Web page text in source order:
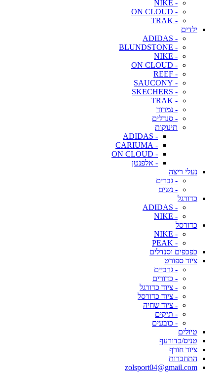
- NIKE
- ON CLOUD
- TRAK
ילדים
- ADIDAS
- BLUNDSTONE
- NIKE
- ON CLOUD
- REEF
- SAUCONY
- SKECHERS
- TRAK
- נמרוד
- סנדלים
תינוקות
- ADIDAS
- CARIUMA
- ON CLOUD
- אלפנטן
נעלי ריצה
- גברים
- נשים
כדורגל
- ADIDAS
- NIKE
כדורסל
- NIKE
- PEAK
כפכפים וסנדלים
ציוד ספורט
- גרביים
- כדורים
- ציוד כדורגל
- ציוד כדורסל
- ציוד שחיה
- תיקים
- כובעים
טיולים
טניס/כדורעף
ציוד חורף
התחברות
zolsport04@gmail.com